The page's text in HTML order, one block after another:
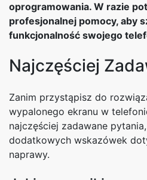
oprogramowania. W razie
profesjonalnej pomocy, aby
funkcjonalność swojego
Najczęściej
Zanim przystąpisz do
wypalonego ekranu w
najczęściej zadawane
dodatkowych wskazówek
naprawy.